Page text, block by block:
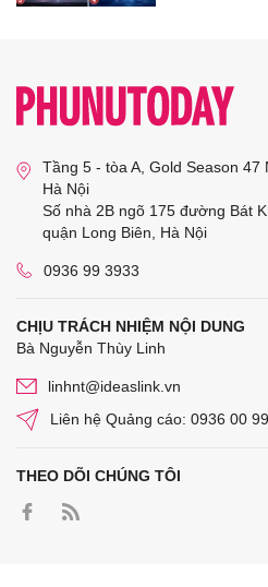
Tầng 5 - tòa A, Gold Season 47
Hà Nội
Số nhà 2B ngõ 175 đường Bát
quận Long Biên, Hà Nội
0936 99 3933
CHỊU TRÁCH NHIỆM NỘI DUNG
Bà Nguyễn Thùy Linh
linhnt@ideaslink.vn
Liên hệ Quảng cáo: 0936 00
THEO DÕI CHÚNG TÔI